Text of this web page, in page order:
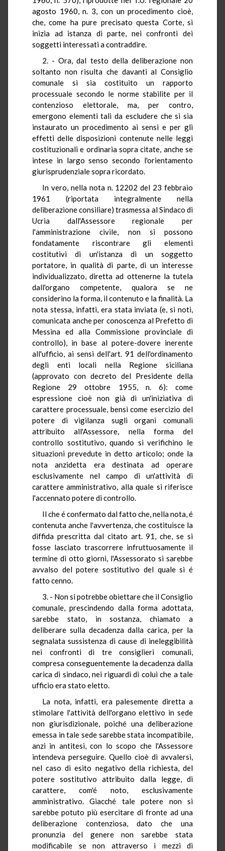
agosto 1960, n. 3, con un procedimento cioè,
che, come ha pure precisato questa Corte, si
inizia ad istanza di parte, nei confronti dei
soggetti interessati a contraddire.
2. - Ora, dal testo della deliberazione non
soltanto non risulta che davanti al Consiglio
comunale si sia costituito un rapporto
processuale secondo le norme stabilite per il
contenzioso elettorale, ma, per contro,
emergono elementi tali da escludere che si sia
instaurato un procedimento ai sensi e per gli
effetti delle disposizioni contenute nelle leggi
costituzionali e ordinaria sopra citate, anche se
intese in largo senso secondo l'orientamento
giurisprudenziale sopra ricordato.
In vero, nella nota n. 12202 del 23 febbraio
1961 (riportata integralmente nella
deliberazione consiliare) trasmessa al Sindaco di
Ucria dall'Assessore regionale per
l'amministrazione civile, non si possono
fondatamente riscontrare gli elementi
costitutivi di un'istanza di un soggetto
portatore, in qualità di parte, di un interesse
individualizzato, diretta ad ottenerne la tutela
dall'organo competente, qualora se ne
considerino la forma, il contenuto e la finalità. La
nota stessa, infatti, era stata inviata (e, si noti,
comunicata anche per conoscenza al Prefetto di
Messina ed alla Commissione provinciale di
controllo), in base al potere-dovere inerente
all'ufficio, ai sensi dell'art. 91 dell'ordinamento
degli enti locali nella Regione siciliana
(approvato con decreto del Presidente della
Regione 29 ottobre 1955, n. 6): come
espressione cioè non già di un'iniziativa di
carattere processuale, bensì come esercizio del
potere di vigilanza sugli organi comunali
attribuito all'Assessore, nella forma del
controllo sostitutivo, quando si verifichino le
situazioni prevedute in detto articolo; onde la
nota anzidetta era destinata ad operare
esclusivamente nel campo di un'attività di
carattere amministrativo, alla quale si riferisce
l'accennato potere di controllo.
Il che é confermato dal fatto che, nella nota, é
contenuta anche l'avvertenza, che costituisce la
diffida prescritta dal citato art. 91, che, se si
fosse lasciato trascorrere infruttuosamente il
termine di otto giorni, l'Assessorato si sarebbe
avvalso del potere sostitutivo del quale si é
fatto cenno.
3. - Non si potrebbe obiettare che il Consiglio
comunale, prescindendo dalla forma adottata,
sarebbe stato, in sostanza, chiamato a
deliberare sulla decadenza dalla carica, per la
segnalata sussistenza di cause di ineleggibilità
nei confronti di tre consiglieri comunali,
compresa conseguentemente la decadenza dalla
carica di sindaco, nei riguardi di colui che a tale
ufficio era stato eletto.
La nota, infatti, era palesemente diretta a
stimolare l'attività dell'organo elettivo in sede
non giurisdizionale, poiché una deliberazione
emessa in tale sede sarebbe stata incompatibile,
anzi in antitesi, con lo scopo che l'Assessore
intendeva perseguire. Quello cioè di avvalersi,
nel caso di esito negativo della richiesta, del
potere sostitutivo attribuito dalla legge, di
carattere, com'é noto, esclusivamente
amministrativo. Giacché tale potere non si
sarebbe potuto più esercitare di fronte ad una
deliberazione contenziosa, dato che una
pronunzia del genere non sarebbe stata
modificabile se non attraverso i mezzi di